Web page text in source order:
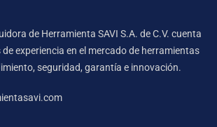
de Herramienta SAVI S.A. de C.V. cuenta
experiencia en el mercado de herramientas
seguridad, garantía e innovación.